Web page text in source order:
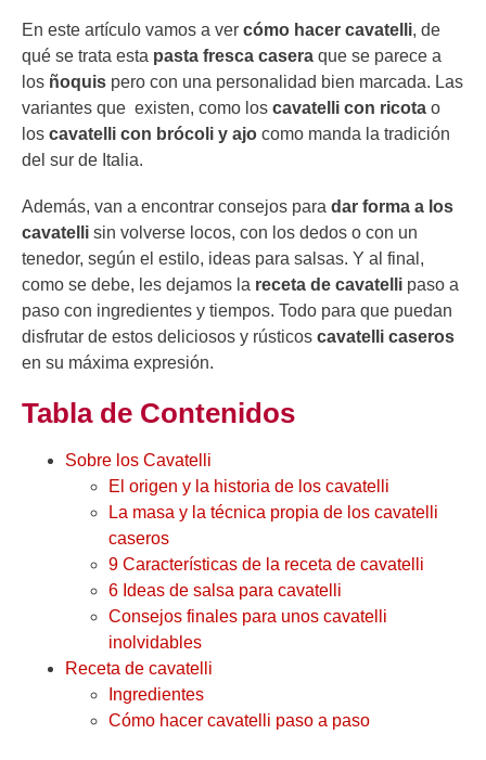
En este artículo vamos a ver cómo hacer cavatelli, de
qué se trata esta pasta fresca casera que se parece a
los ñoquis pero con una personalidad bien marcada. Las
variantes que existen, como los cavatelli con ricota o
los cavatelli con brócoli y ajo como manda la tradición
del sur de Italia.
Además, van a encontrar consejos para dar forma a los
cavatelli sin volverse locos, con los dedos o con un
tenedor, según el estilo, ideas para salsas. Y al final,
como se debe, les dejamos la receta de cavatelli paso a
paso con ingredientes y tiempos. Todo para que puedan
disfrutar de estos deliciosos y rústicos cavatelli caseros
en su máxima expresión.
Tabla de Contenidos
Sobre los Cavatelli
El origen y la historia de los cavatelli
La masa y la técnica propia de los cavatelli
caseros
9 Características de la receta de cavatelli
6 Ideas de salsa para cavatelli
Consejos finales para unos cavatelli
inolvidables
Receta de cavatelli
Ingredientes
Cómo hacer cavatelli paso a paso